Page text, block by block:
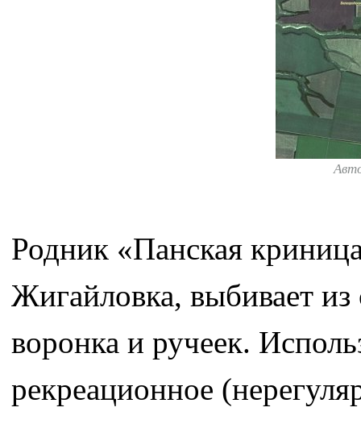
Родник «Панская
Жигайловка, выбивает
воронка и ручеек.
рекреационное